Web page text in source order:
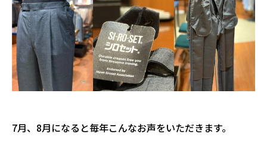
7月、8月になると毎年こんなお声をいただきます。